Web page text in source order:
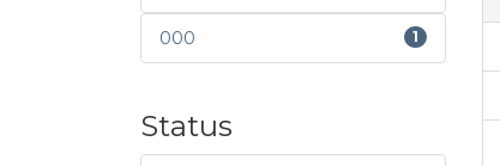
000 1
Status